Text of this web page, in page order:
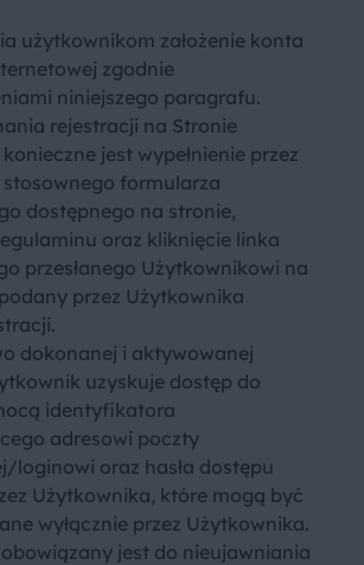
użytkownikom założenie konta
zgodnie
niniejszego paragrafu.
rejestracji na Stronie
jest wypełnienie przez
formularza
dostępnego na stronie,
oraz kliknięcie linka
przesłanego Użytkownikowi na
przez Użytkownika
dokonanej i aktywowanej
uzyskuje dostęp do
identyfikatora
adresowi poczty
loginowi oraz hasła dostępu
Użytkownika, które mogą być
wyłącznie przez Użytkownika.
jest do nieujawniania